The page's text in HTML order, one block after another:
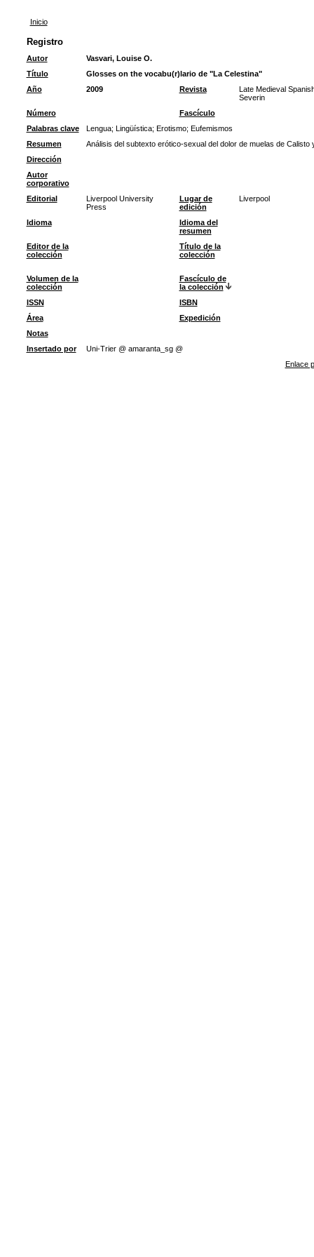
Inicio
Registro
Autor
Vasvari, Louise O.
Título
Glosses on the vocabu(r)lario de "La Celestina"
Año
2009 Revista
Late Medieval
Severin
Número
Fascículo
Palabras clave
Lengua; Lingüística; Erotismo; Eufemismos
Resumen
Análisis del subtexto erótico-sexual del dolor de muelas de
Dirección
Autor
corporativo
Editorial
Liverpool University
Press
Lugar de
edición
Liverpool
Idioma
Idioma del
resumen
Editor de la
colección
Título de la
colección
Volumen de la
colección
Fascículo de
la colección
ISSN
ISBN
Área
Expedición
Notas
Insertado por
Uni-Trier @ amaranta_sg @
Enlace